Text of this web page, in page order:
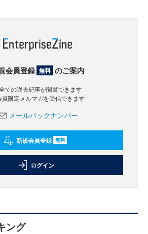
会員登録 無料 のご案内
ての過去記事が閲覧できます
員限定メルマガを受信できます
メールバックナンバー
新規会員登録 無料
ログイン
ング